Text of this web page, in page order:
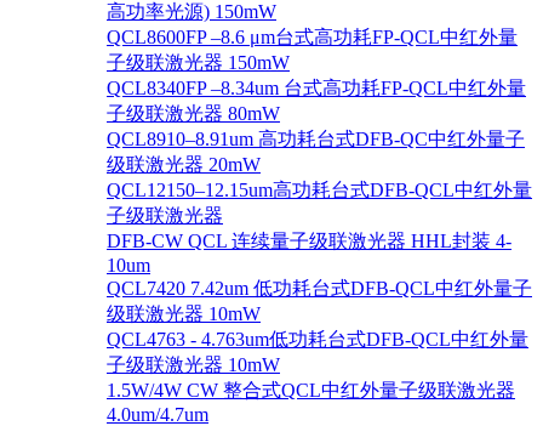
高功率光源) 150mW
QCL8600FP –8.6 μm台式高功耗FP-QCL中红外量
子级联激光器 150mW
QCL8340FP –8.34um 台式高功耗FP-QCL中红外量
子级联激光器 80mW
QCL8910–8.91um 高功耗台式DFB-QC中红外量子
级联激光器 20mW
QCL12150–12.15um高功耗台式DFB-QCL中红外量
子级联激光器
DFB-CW QCL 连续量子级联激光器 HHL封装 4-
10um
QCL7420 7.42um 低功耗台式DFB-QCL中红外量子
级联激光器 10mW
QCL4763 - 4.763um低功耗台式DFB-QCL中红外量
子级联激光器 10mW
1.5W/4W CW 整合式QCL中红外量子级联激光器
4.0um/4.7um